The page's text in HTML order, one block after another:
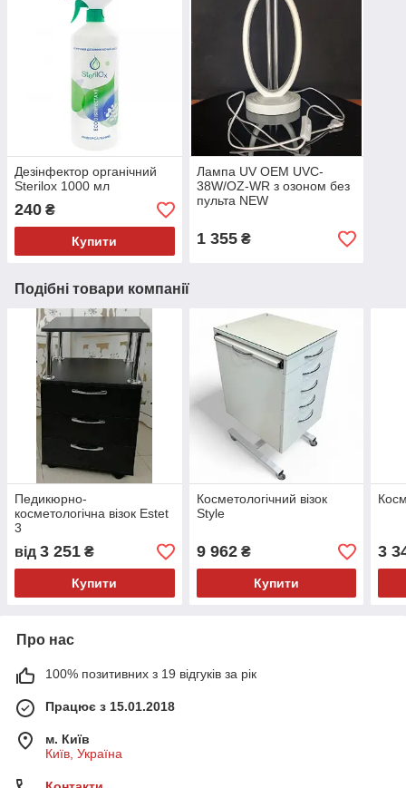
Дезінфектор органічний
Sterilox 1000 мл
240 ₴
Купити
Лампа UV OEM UVC-
38W/OZ-WR з озоном без
пульта NEW
1 355₴
Подібні товари компанії
Педикюрно-
косметологічна візок Estet
3
від 3 251 ₴
Купити
Косметологічний візок
Style
9 962₴
Купити
3
Про нас
100% позитивних з 19 відгуків за рік
Працює з 15.01.2018
м. Київ
Київ, Україна